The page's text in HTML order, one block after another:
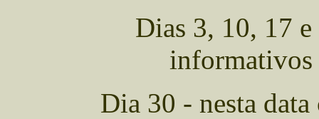
Dias 3, 10, 17
informativos
Dia 30 - nesta